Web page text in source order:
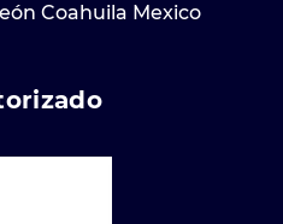
Coahuila Mexico